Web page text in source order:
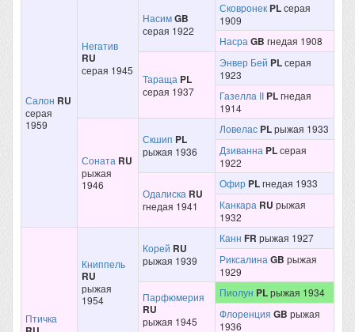
Салон RU
серая
1959
Негатив
RU
серая 1945
НасимGB
серая 1922
Сковронек PLсерая
1909
Насра GB гнедая 1908
Тараща PL
серая 1937
Энвер Бей PLсерая
1923
Газелла II PLгнедая
1914
Соната RU
рыжая
1946
Скшип PL
рыжая 1936
Ловелас PLрыжая 1933
Дзиванна PLсерая
1922
Одалиска RU
гнедая 1941
Офир PLгнедая 1933
Канкара RU рыжая
1932
Птичка
Книппель
RU
рыжая
1954
Корей RU
рыжая 1939
Канн FR рыжая 1927
Риксалина GB рыжая
1929
Парфюмерия
RU
рыжая 1945
Пиолун PLрыжая 1934
Флоренция GB рыжая
1936